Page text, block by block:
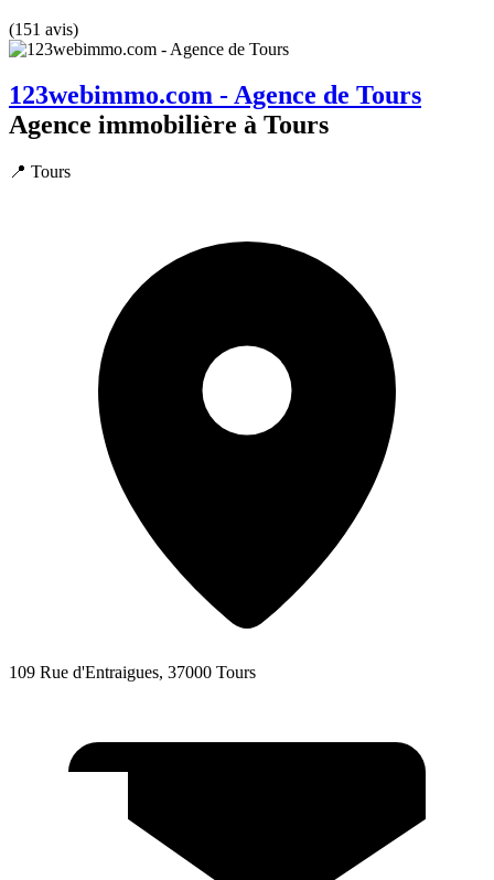
(151 avis)
123webimmo.com - Agence de Tours
Agence immobilière à Tours
📍 Tours
109 Rue d'Entraigues, 37000 Tours